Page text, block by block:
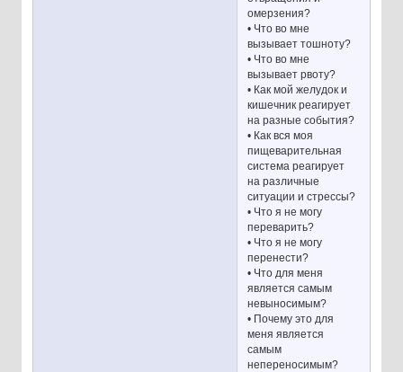
омерзения?
• Что во мне
вызывает тошноту?
• Что во мне
вызывает рвоту?
• Как мой желудок и
кишечник реагирует
на разные события?
• Как вся моя
пищеварительная
система реагирует
на различные
ситуации и стрессы?
• Что я не могу
переварить?
• Что я не могу
перенести?
• Что для меня
является самым
невыносимым?
• Почему это для
меня является
самым
непереносимым?